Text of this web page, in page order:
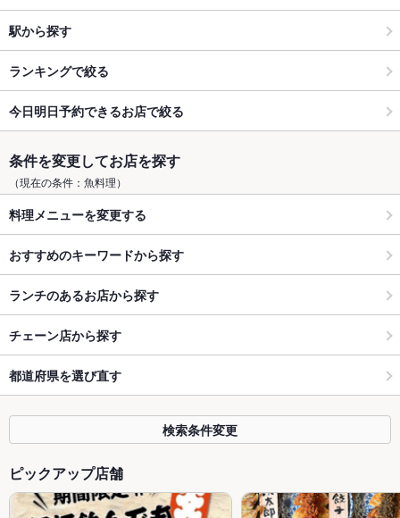
駅から探す
ランキングで絞る
今日明日予約できるお店で絞る
条件を変更してお店を探す
（現在の条件：魚料理）
料理メニューを変更する
おすすめのキーワードから探す
ランチのあるお店から探す
チェーン店から探す
都道府県を選び直す
検索条件変更
ピックアップ店舗